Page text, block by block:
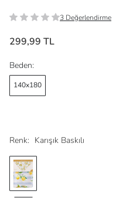
3 Değerlendirme
299,99 TL
Renk: Karışık Baskılı
Beden:
140x180